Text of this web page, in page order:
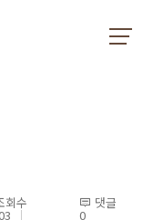
회수 댓글
0